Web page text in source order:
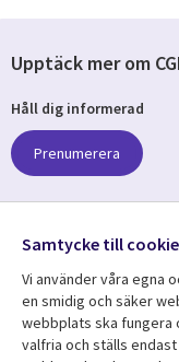
Upptäck mer om
Håll dig informerad
Prenumerera
Följ oss
Social
Media
SWEDEN
Samtycke till
Vi använder våra egna
en smidig och säker
webbplats ska fungera
valfria och ställs